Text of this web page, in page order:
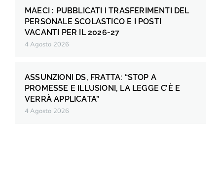
MAECI : PUBBLICATI I TRASFERIMENTI DEL
PERSONALE SCOLASTICO E I POSTI
VACANTI PER IL 2026-27
4 Agosto 2026
ASSUNZIONI DS, FRATTA: “STOP A
PROMESSE E ILLUSIONI, LA LEGGE C’È E
VERRÀ APPLICATA”
4 Agosto 2026